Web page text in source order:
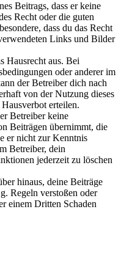
Beitrags, dass er keine
Recht oder die guten
dass du das Recht
Links und Bilder
Hausrecht aus. Bei
oder anderer im
der Betreiber dich nach
von der Nutzung dieses
erteilen.
Betreiber keine
Beiträgen übernimmt, die
er nicht zur Kenntnis
Betreiber, dein
jederzeit zu löschen
hinaus, deine Beiträge
Regeln verstoßen oder
einem Dritten Schaden